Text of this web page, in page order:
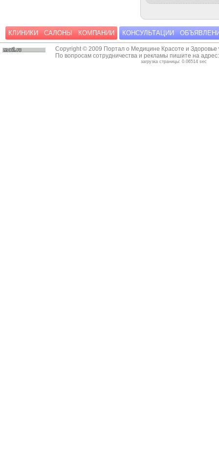
КЛИНИКИ САЛОНЫ КОМПАНИИ КОНСУЛЬТАЦИИ
Copyright © 2009 Портал о Медицине Красоте и Здоровье
По вопросам сотрудничества и рекламы пишите на
загрузка страницы: 0.06514 sec